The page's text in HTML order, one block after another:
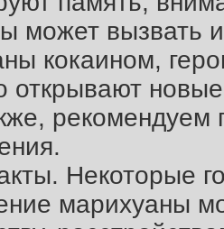
может вызвать
кокаином,
открывают
рекомендуем
Некоторые
марихуаны